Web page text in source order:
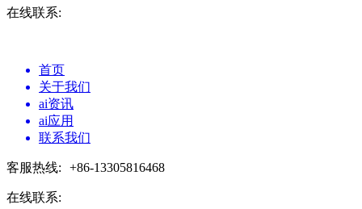
在线联系:
首页
关于我们
ai资讯
ai应用
联系我们
客服热线: +86-13305816468
在线联系: